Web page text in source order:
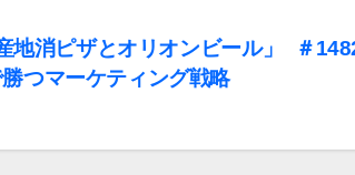
＃
地消ピザとオリオンビール」
つマーケティング戦略